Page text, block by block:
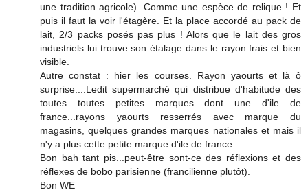
une tradition agricole). Comme une espèce de relique ! Et
puis il faut la voir l'étagère. Et la place accordé au pack de
lait, 2/3 packs posés pas plus ! Alors que le lait des gros
industriels lui trouve son étalage dans le rayon frais et bien
visible.
Autre constat : hier les courses. Rayon yaourts et là ô
surprise....Ledit supermarché qui distribue d'habitude des
toutes toutes petites marques dont une d'ile de
france...rayons yaourts resserrés avec marque du
magasins, quelques grandes marques nationales et mais il
n'y a plus cette petite marque d'ile de france.
Bon bah tant pis...peut-être sont-ce des réflexions et des
réflexes de bobo parisienne (francilienne plutôt).
Bon WE